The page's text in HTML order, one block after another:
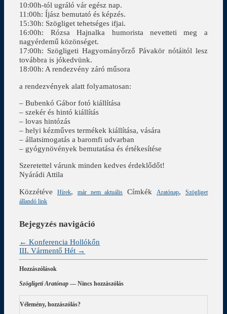
10:00h-tól ugráló vár egész nap.
11:00h: Íjász bemutató és képzés.
15:30h: Szögliget tehetséges ifjai.
16:00h: Rózsa Hajnalka humorista nevetteti meg a
nagyérdemű közönséget.
17:00h: Szögligeti Hagyományőrző Pávakör nótáitól lesz
továbbra is jókedvünk.
18:00h: A rendezvény záró műsora
a rendezvények alatt folyamatosan:
– Bubenkó Gábor fotó kiállítása
– szekér és hintó kiállítás
– lovas hintózás
– helyi kézműves termékek kiállítása, vására
– állatsimogatás a baromfi udvarban
– gyógynövények bemutatása és értékesítése
Szeretettel várunk minden kedves érdeklődőt!
Nyárádi Attila
Közzétéve
Hírek, már nem aktuális Címkék Aratónap,
Szögliget
állandó link
Bejegyzés navigáció
← Konferencia Hollókőn
III. Vármentő Hét →
Hozzászólások
Szögligeti Aratónap — Nincs hozzászólás
Vélemény, hozzászólás?